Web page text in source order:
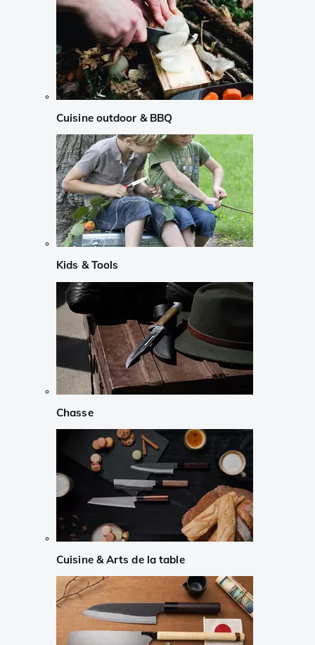
Cuisine outdoor & BBQ
Kids & Tools
Chasse
Cuisine & Arts de la table